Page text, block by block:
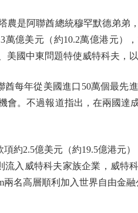
是阿聯酋總統穆罕默德弟弟
億美元（約10.2萬億港元）
國中東問題特使威特科夫，
每年從美國進口50萬個最先
。不過報道指出，在兩國達
2.5億美元（約19.5億港元）
入威特科夫家族企業，威特
名高層順利加入世界自由金